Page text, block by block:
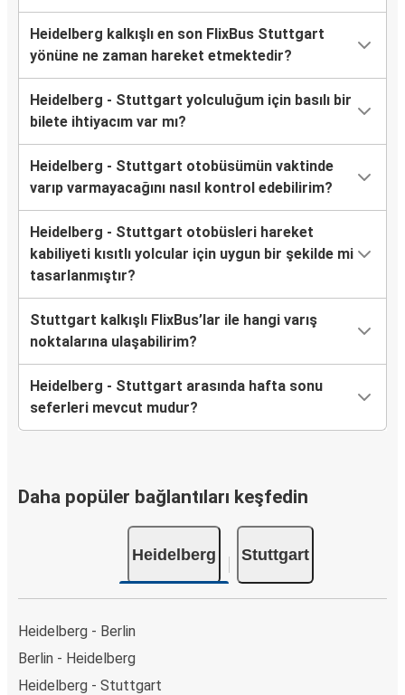
Heidelberg kalkışlı en son FlixBus Stuttgart
yönüne ne zaman hareket etmektedir?
Heidelberg - Stuttgart yolculuğum için basılı bir
bilete ihtiyacım var mı?
Heidelberg - Stuttgart otobüsümün vaktinde
varıp varmayacağını nasıl kontrol edebilirim?
Heidelberg - Stuttgart otobüsleri hareket
kabiliyeti kısıtlı yolcular için uygun bir şekilde mi
tasarlanmıştır?
Stuttgart kalkışlı FlixBus’lar ile hangi varış
noktalarına ulaşabilirim?
Heidelberg - Stuttgart arasında hafta sonu
seferleri mevcut mudur?
Daha popüler bağlantıları keşfedin
Heidelberg Stuttgart
Heidelberg - Berlin
Berlin - Heidelberg
Heidelberg - Stuttgart